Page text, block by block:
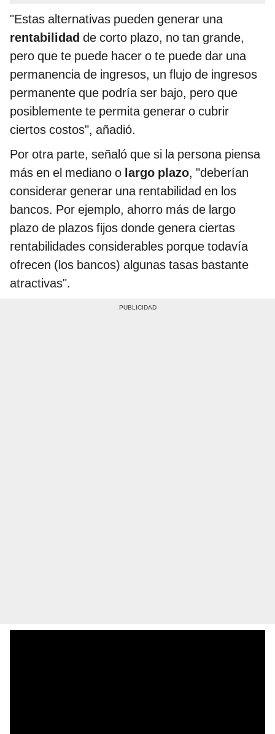
"Estas alternativas pueden generar una
rentabilidad de corto plazo, no tan grande,
pero que te puede hacer o te puede dar una
permanencia de ingresos, un flujo de ingresos
permanente que podría ser bajo, pero que
posiblemente te permita generar o cubrir
ciertos costos", añadió.
Por otra parte, señaló que si la persona piensa
más en el mediano o largo plazo, "deberían
considerar generar una rentabilidad en los
bancos. Por ejemplo, ahorro más de largo
plazo de plazos fijos donde genera ciertas
rentabilidades considerables porque todavía
ofrecen (los bancos) algunas tasas bastante
atractivas".